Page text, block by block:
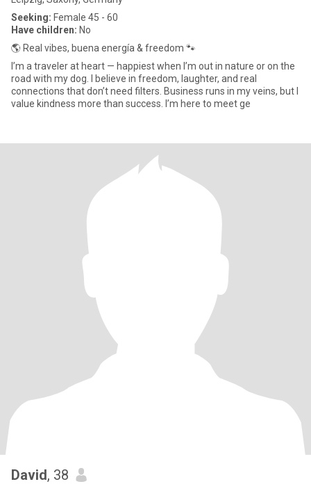
Seeking: Female 45 - 60
Have children: No
🌎 Real vibes, buena energía & freedom 🐾
I’m a traveler at heart — happiest when I’m out in nature or on the
road with my dog. I believe in freedom, laughter, and real
connections that don’t need filters. Business runs in my veins, but I
value kindness more than success. I’m here to meet ge
David, 38